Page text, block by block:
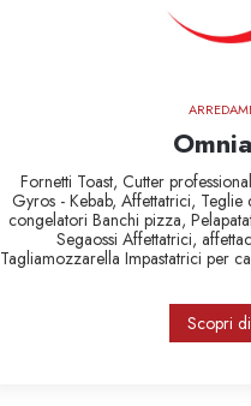
Fornetti Toast, Cutter
Gyros - Kebab, Affettatrici, Teglie
congelatori Banchi pizza,
Segaossi Affettatrici,
Tagliamozzarella Impastatrici per
Scopri